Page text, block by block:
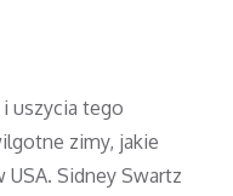
uszycia tego
zimy, jakie
Sidney Swartz